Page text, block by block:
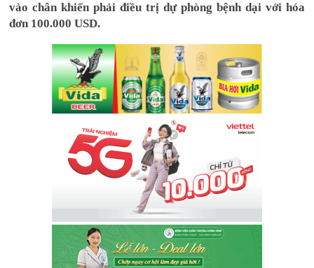
vào chân khiến phải điều trị dự phòng bệnh dại với hóa
đơn 100.000 USD.